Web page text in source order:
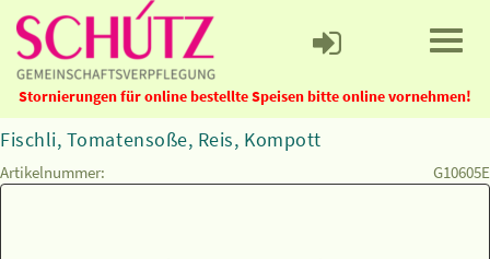
Stornierungen für online bestellte Speisen bitte online vornehmen!
Fischli, Tomatensoße, Reis, Kompott
Artikelnummer: G10605E